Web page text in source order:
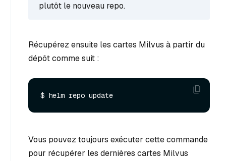
plutôt le nouveau repo.
Récupérez ensuite les cartes Milvus à partir du
dépôt comme suit :
Vous pouvez toujours exécuter cette commande
pour récupérer les dernières cartes Milvus